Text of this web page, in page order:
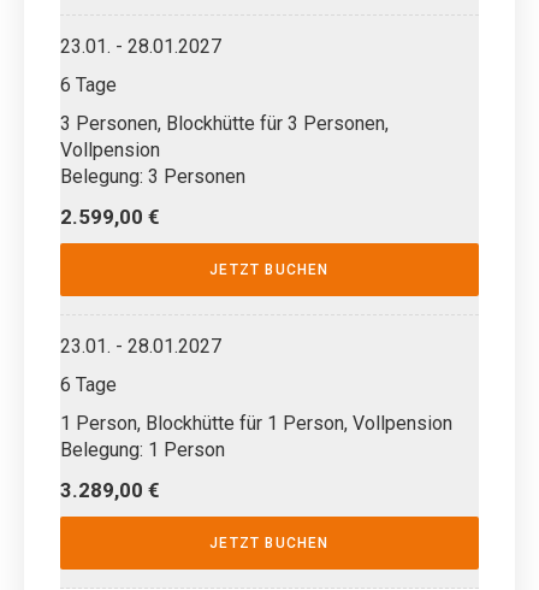
23.01. - 28.01.2027
6 Tage
3 Personen, Blockhütte für 3 Personen,
Vollpension
Belegung: 3 Personen
2.599,00 €
JETZT BUCHEN
23.01. - 28.01.2027
6 Tage
1 Person, Blockhütte für 1 Person, Vollpension
Belegung: 1 Person
3.289,00 €
JETZT BUCHEN